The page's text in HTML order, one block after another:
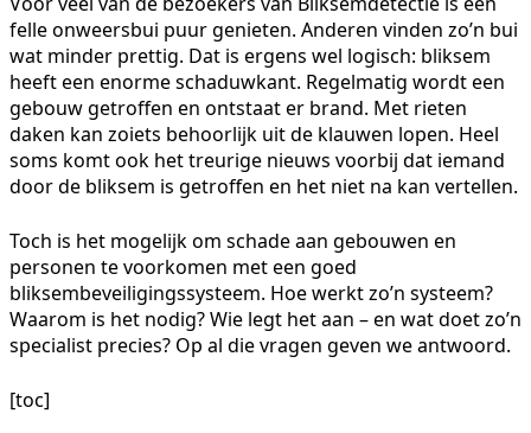
felle onweersbui puur genieten. Anderen vinden zo’n bui
wat minder prettig. Dat is ergens wel logisch: bliksem
heeft een enorme schaduwkant. Regelmatig wordt een
gebouw getroffen en ontstaat er brand. Met rieten
daken kan zoiets behoorlijk uit de klauwen lopen. Heel
soms komt ook het treurige nieuws voorbij dat iemand
door de bliksem is getroffen en het niet na kan vertellen.
Toch is het mogelijk om schade aan gebouwen en
personen te voorkomen met een goed
bliksembeveiligingssysteem. Hoe werkt zo’n systeem?
Waarom is het nodig? Wie legt het aan – en wat doet zo’n
specialist precies? Op al die vragen geven we antwoord.
[toc]